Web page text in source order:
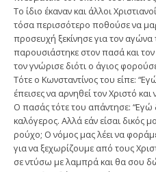
Το ίδιο έκαναν και άλλοι
τόσα περισσότερο ποθούσε να
προσευχή ξεκίνησε για τον
παρουσιάστηκε στον πασά και
τον γνώρισε διότι ο άγιος
Τότε ο Κωνσταντίνος του είπε:
έπεισες να αρνηθεί τον Χριστό
Ο πασάς τότε του απάντησε: “Εγώ
καλόγερος. Αλλά εάν είσαι δικός
ρούχο; Ο νόμος μας λέει να
για να ξεχωρίζουμε από τους
σε ντύσω με λαμπρά και θα σου